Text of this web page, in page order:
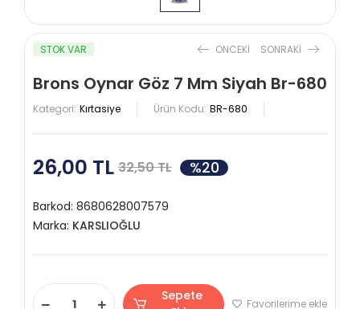
STOK VAR ONCEKI SONRAKI
Brons Oynar Göz 7 Mm Siyah Br-680
Kategori: Kırtasiye Ürün Kodu: BR-680
26,00 TL 32,50 TL %20
Barkod: 8680628007579
Marka: KARSLIOĞLU
Sepete
Favorilerime ekle